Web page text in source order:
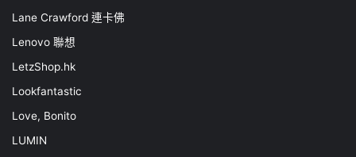
Lane Crawford 連卡佛
Lenovo 聯想
LetzShop.hk
Lookfantastic
Love, Bonito
LUMIN